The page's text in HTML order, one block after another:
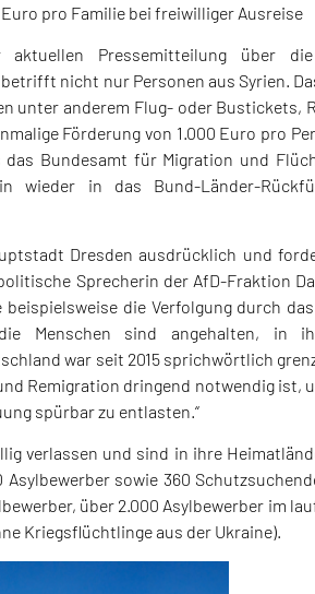
pro Familie bei freiwilliger Ausreise
Pressemitteilung über
nicht nur Personen aus Syrien.
unter anderem Flug- oder Bustickets,
Förderung von 1.000 Euro pro
Bundesamt für Migration und
in das Bund-Länder-
Dresden ausdrücklich und
Sprecherin der AfD-Fraktion
die Verfolgung durch
Menschen sind angehalten, in
war seit 2015 sprichwörtlich
Remigration dringend notwendig ist,
spürbar zu entlasten.“
verlassen und sind in ihre
sowie 360
über 2.000 Asylbewerber im
Kriegsflüchtlinge aus der Ukraine).